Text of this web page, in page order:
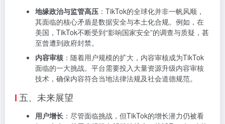
地缘政治与监管高压 ：TikTok的全球化并非一帆风顺，
其面临的核心矛盾是数据安全与本土化合规。例如，在
美国，TikTok不断受到“影响国家安全”的调查与质疑，甚
至曾遭到政府封禁。
内容审核 ：随着用户规模的扩大，内容审核成为TikTok
面临的一大挑战。平台需要投入大量资源升级内容审核
技术，确保内容符合当地法律法规及社会道德规范。
五、未来展望
用户增长 ：尽管面临挑战，但TikTok的增长潜力仍被看